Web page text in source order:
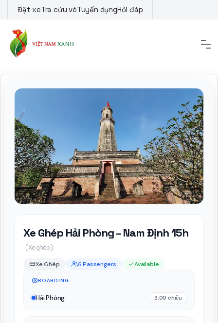
to
content
Đặt xeTra cứu véTuyển dụngHỏi đáp
Xe Ghép Hải Phòng – Nam Định 15h
( Xe ghép )
Xe Ghép 6 Passengers Available
BOARDING
Hải Phòng 3:00 chiều